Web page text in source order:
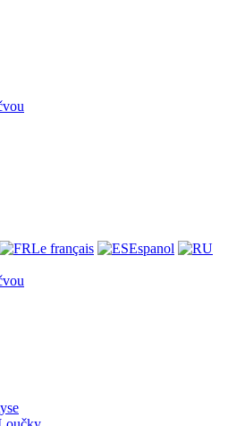
Le français
Espanol